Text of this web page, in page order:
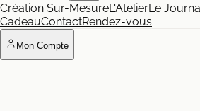
Création Sur-MesureL'AtelierLe
CadeauContactRendez-vous
Mon Compte